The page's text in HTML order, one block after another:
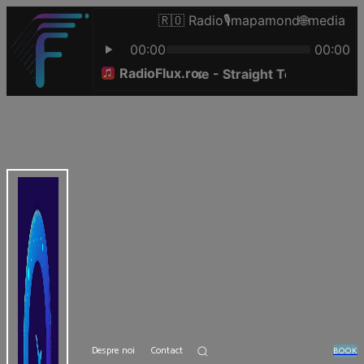
Despre noi Contact BOOK